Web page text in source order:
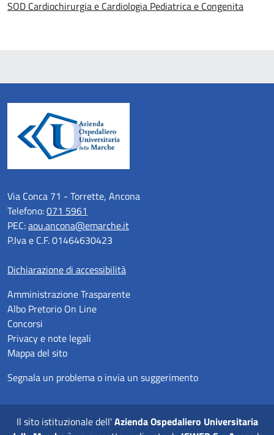
SOD Cardiochirurgia e Cardiologia Pediatrica e Congenita
Via Conca 71 - Torrette, Ancona
Telefono:071 5961
PEC:aou.ancona@emarche.it
P.Iva e C.F. 01464630423
Dichiarazione di accessibilità
Amministrazione Trasparente
Albo Pretorio On Line
Concorsi
Privacy e note legali
Mappa del sito
Segnala un problema o invia un suggerimento
Il sito istituzionale dell'Azienda Ospedaliero Universitaria